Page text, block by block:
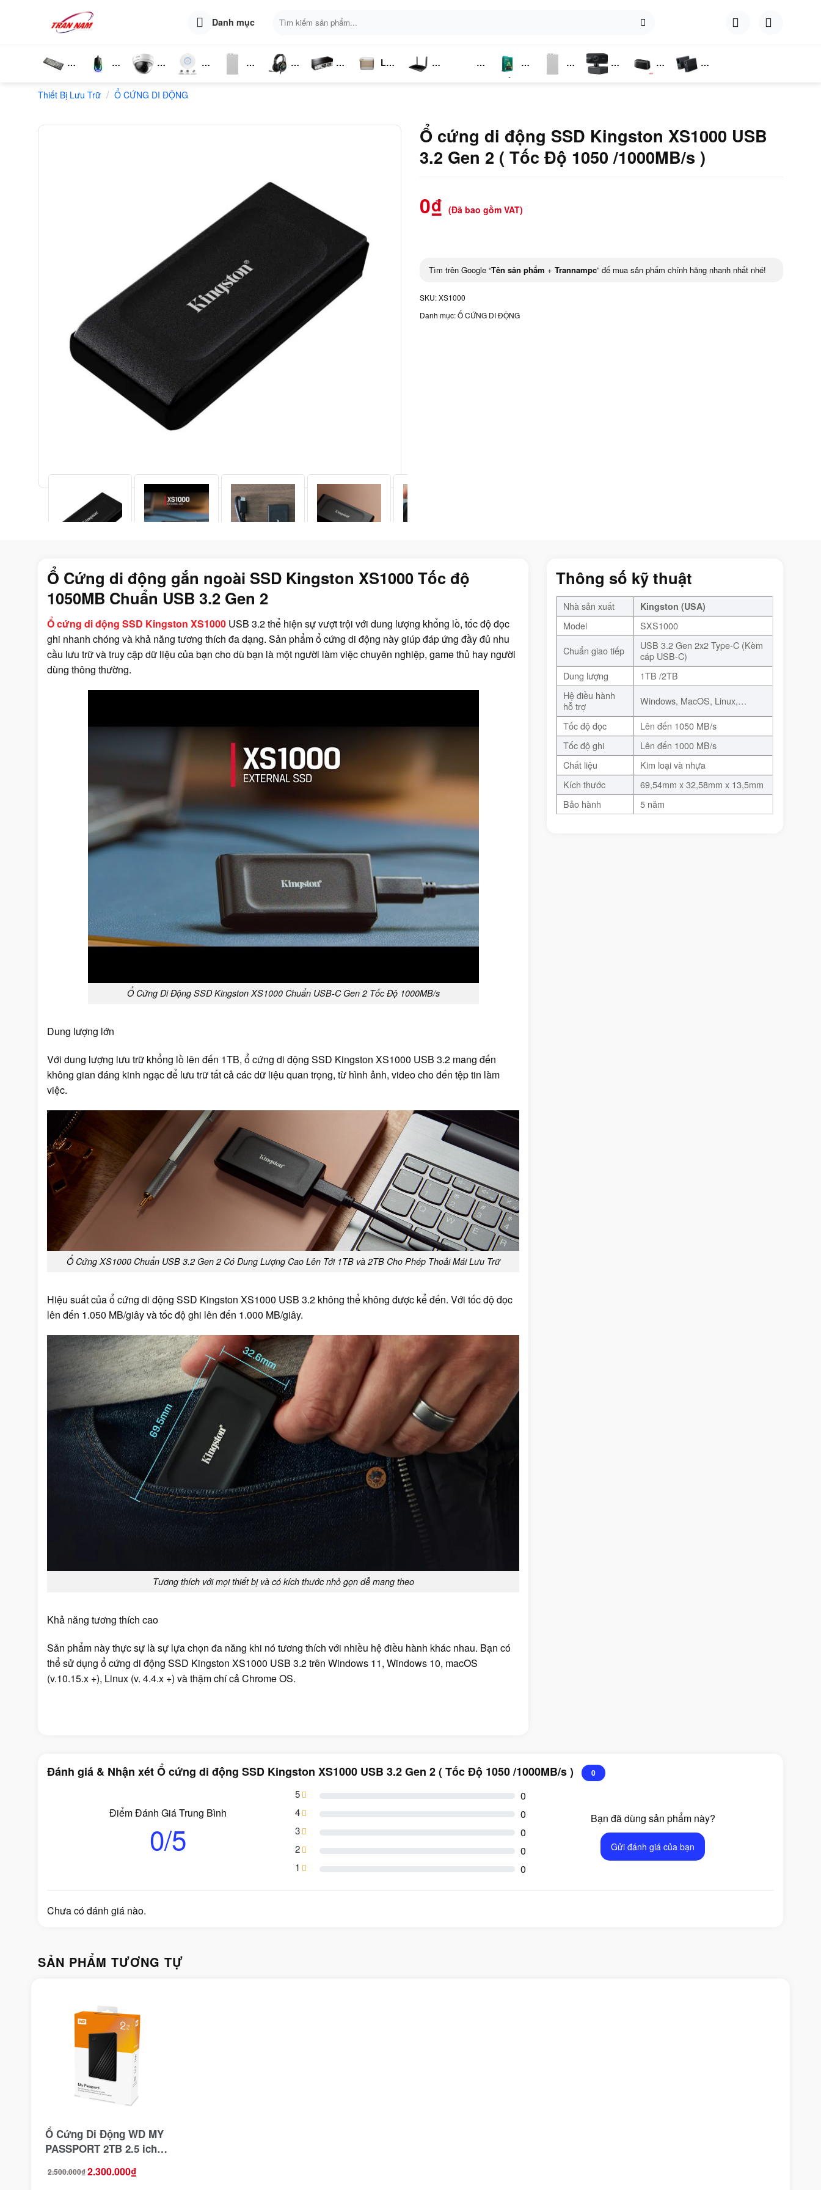
Danh mục
kiếm:
Phím
Wifi
Wifi
Loa
Phần
Thiết Bị Lưu Trữ / Ổ CỨNG DI ĐỘNG
Ổ cứng di động SSD Kingston XS1000 USB
3.2 Gen 2 ( Tốc Độ 1050 /1000MB/s )
0₫ (Đã bao gồm VAT)
Tìm trên Google “Tên sản phẩm + Trannampc” để mua sản phẩm chính hãng nhanh nhất nhé!
SKU:XS1000
Danh mục:Ổ CỨNG DI ĐỘNG
Ổ Cứng di động gắn ngoài SSD Kingston XS1000 Tốc độ
1050MB Chuẩn USB 3.2 Gen 2
Ổ cứng di động SSD Kingston XS1000 USB 3.2 thể hiện sự vượt trội với dung lượng khổng lồ, tốc độ đọc
ghi nhanh chóng và khả năng tương thích đa dạng. Sản phẩm ổ cứng di động này giúp đáp ứng đầy đủ nhu
cầu lưu trữ và truy cập dữ liệu của bạn cho dù bạn là một người làm việc chuyên nghiệp, game thủ hay người
dùng thông thường.
Ổ Cứng Di Động SSD Kingston XS1000 Chuẩn USB-C Gen 2 Tốc Độ 1000MB/s
Dung lượng lớn
Với dung lượng lưu trữ khổng lồ lên đến 1TB, ổ cứng di động SSD Kingston XS1000 USB 3.2 mang đến
không gian đáng kinh ngạc để lưu trữ tất cả các dữ liệu quan trọng, từ hình ảnh, video cho đến tệp tin làm
việc.
Ổ Cứng XS1000 Chuẩn USB 3.2 Gen 2 Có Dung Lượng Cao Lên Tới 1TB và 2TB Cho Phép Thoải Mái Lưu Trữ
Hiệu suất của ổ cứng di động SSD Kingston XS1000 USB 3.2 không thể không được kể đến. Với tốc độ đọc
lên đến 1.050 MB/giây và tốc độ ghi lên đến 1.000 MB/giây.
Tương thích với mọi thiết bị và có kích thước nhỏ gọn dễ mang theo
Khả năng tương thích cao
Sản phẩm này thực sự là sự lựa chọn đa năng khi nó tương thích với nhiều hệ điều hành khác nhau. Bạn có
thể sử dụng ổ cứng di động SSD Kingston XS1000 USB 3.2 trên Windows 11, Windows 10, macOS
(v.10.15.x +), Linux (v. 4.4.x +) và thậm chí cả Chrome OS.
Thông số kỹ thuật
Nhà sản xuất Kingston (USA)
Model
SXS1000
Chuẩn giao tiếp
USB 3.2 Gen 2x2 Type-C (Kèm
cáp USB-C)
Dung lượng
1TB /2TB
Hệ điều hành
hỗ trợ
Windows, MacOS, Linux,…
Tốc độ đọc
Lên đến 1050 MB/s
Tốc độ ghi
Lên đến 1000 MB/s
Chất liệu
Kim loại và nhựa
Kích thước
69,54mm x 32,58mm x 13,5mm
Bảo hành
5 năm
Đánh giá & Nhận xét Ổ cứng di động SSD Kingston XS1000 USB 3.2 Gen 2 ( Tốc Độ 1050 /1000MB/s ) 0
Điểm Đánh Giá Trung Bình
0/5
5 0
4 0
3 0
2 0
1 0
Bạn đã dùng sản phẩm này?
Gửi đánh giá của bạn
Chưa có đánh giá nào.
SẢN PHẨM TƯƠNG TỰ
Ổ Cứng Di Động WD MY
PASSPORT 2TB 2.5 ich
2.500.000₫
Giá 2.300.000₫
Giá